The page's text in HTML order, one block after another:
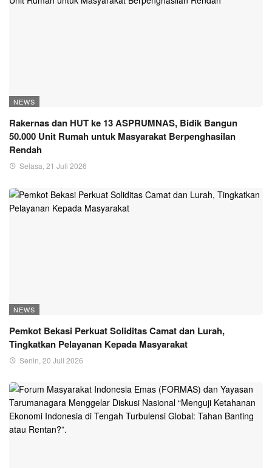
NEWS
Rakernas dan HUT ke 13 ASPRUMNAS, Bidik Bangun
50.000 Unit Rumah untuk Masyarakat Berpenghasilan
Rendah
Selasa, 21 Juli 2026
NEWS
Pemkot Bekasi Perkuat Soliditas Camat dan Lurah,
Tingkatkan Pelayanan Kepada Masyarakat
Senin, 20 Juli 2026